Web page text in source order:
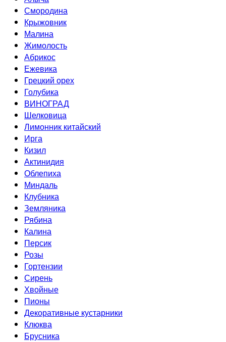
Смородина
Крыжовник
Малина
Жимолость
Абрикос
Ежевика
Грецкий орех
Голубика
ВИНОГРАД
Шелковица
Лимонник китайский
Ирга
Кизил
Актинидия
Облепиха
Миндаль
Клубника
Земляника
Рябина
Калина
Персик
Розы
Гортензии
Сирень
Хвойные
Пионы
Декоративные кустарники
Клюква
Брусника